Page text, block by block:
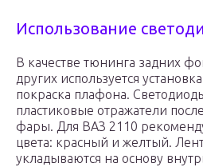
Использование
В качестве тюнинга задних
других используется
покраска плафона.
пластиковые отражатели
фары. Для ВАЗ 2110
цвета: красный и желтый.
укладываются на основу